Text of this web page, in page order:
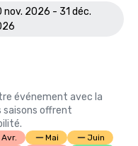
nov. 2026 - 31 déc.
événement avec la
saisons offrent
Avr. Mai
Juin